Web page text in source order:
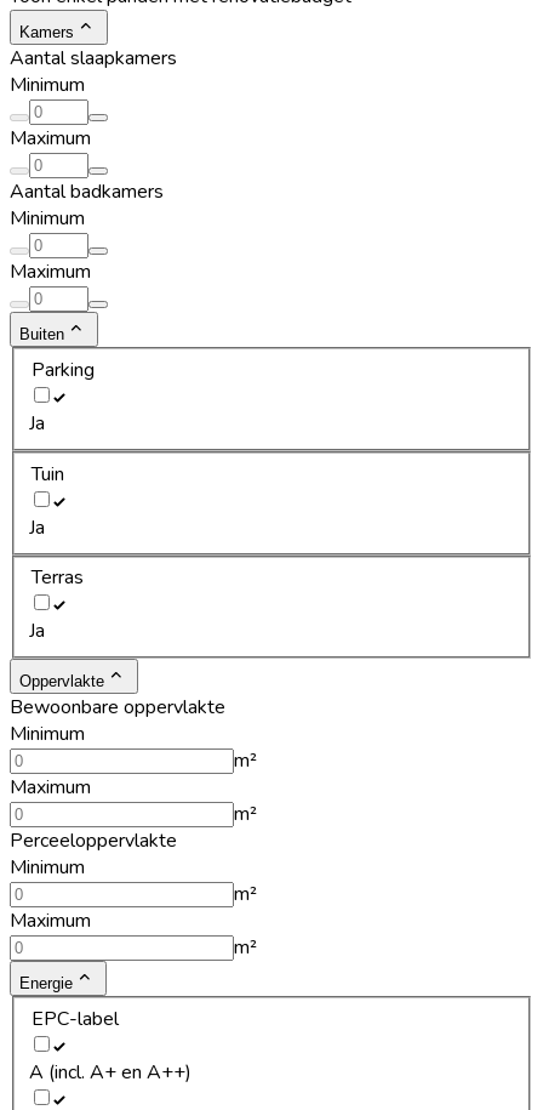
Kamers
Aantal slaapkamers
Minimum
Maximum
Aantal badkamers
Minimum
Maximum
Buiten
Parking
Ja
Tuin
Ja
Terras
Ja
Oppervlakte
Bewoonbare oppervlakte
Minimum
m²
Maximum
m²
Perceeloppervlakte
Minimum
m²
Maximum
m²
Energie
EPC-label
A (incl. A+ en A++)